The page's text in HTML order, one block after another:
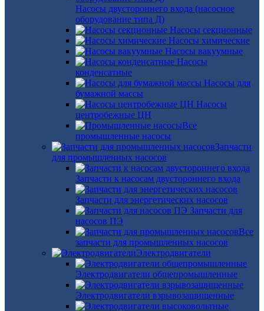
Насосы двустороннего входа (насосное
оборудование типа Д)
Насосы секционные
Насосы химические
Насосы вакуумные
Насосы
конденсатные
Насосы для
бумажной массы
Насосы
центробежные ЦН
Все
промышленные насосы
Запчасти
для промышленных насосов
Запчасти к насосам двустороннего входа
Запчасти для энергетических насосов
Запчасти для
насосов ПЭ
Все
запчасти для промышленных насосов
Электродвигатели
Электродвигатели общепромышленные
Электродвигатели взрывозащищенные